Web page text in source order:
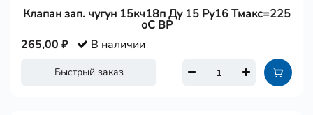
Клапан зап. чугун 15кч18п Ду 15 Ру16 Тмакс=225
оС ВР
Быстрый заказ
265,00 ₽ В наличии